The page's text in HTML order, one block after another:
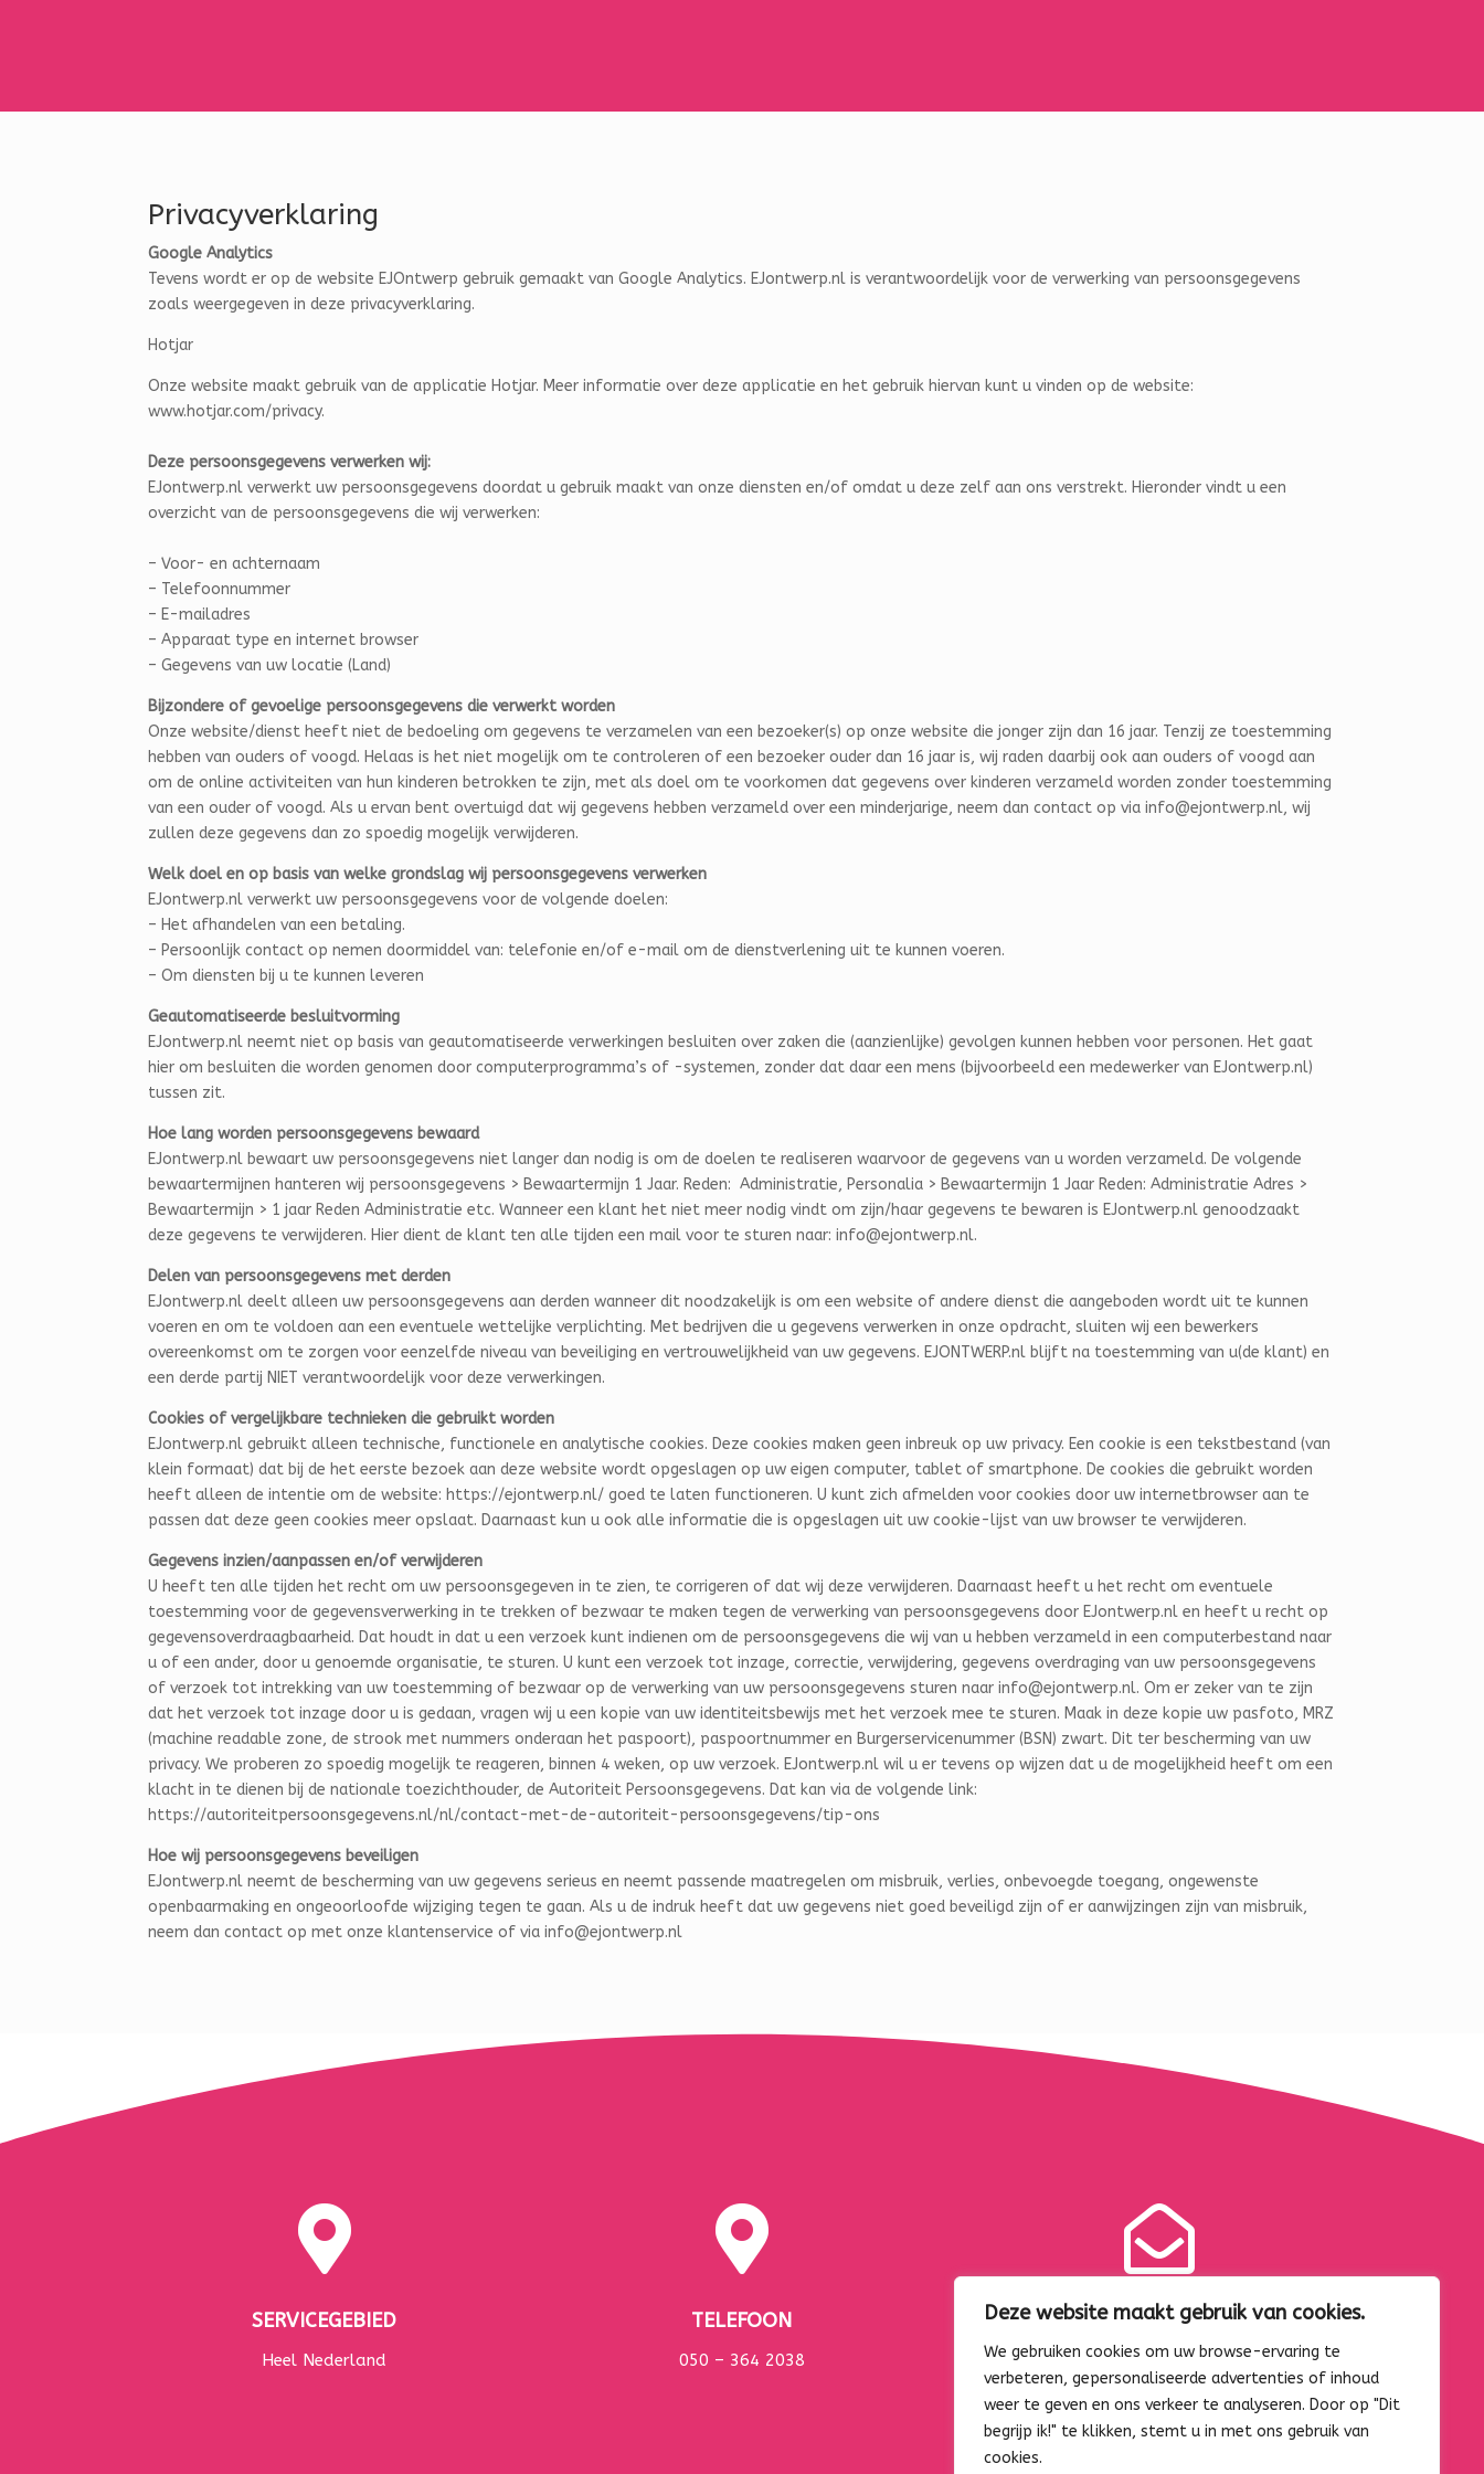
Deze website maakt gebruik van cookies.
We gebruiken cookies om uw browse-ervaring te
verbeteren, gepersonaliseerde advertenties of inhoud
weer te geven en ons verkeer te analyseren. Door op "Dit
begrijp ik!" te klikken, stemt u in met ons gebruik van
cookies.
Privacyverklaring
Google Analytics
Tevens wordt er op de website EJOntwerp gebruik gemaakt van Google Analytics. EJontwerp.nl is verantwoordelijk voor de verwerking van persoonsgegevens
zoals weergegeven in deze privacyverklaring.
Hotjar
Onze website maakt gebruik van de applicatie Hotjar. Meer informatie over deze applicatie en het gebruik hiervan kunt u vinden op de website:
www.hotjar.com/privacy.
Deze persoonsgegevens verwerken wij:
EJontwerp.nl verwerkt uw persoonsgegevens doordat u gebruik maakt van onze diensten en/of omdat u deze zelf aan ons verstrekt. Hieronder vindt u een
overzicht van de persoonsgegevens die wij verwerken:
– Voor- en achternaam
– Telefoonnummer
– E-mailadres
– Apparaat type en internet browser
– Gegevens van uw locatie (Land)
Bijzondere of gevoelige persoonsgegevens die verwerkt worden
Onze website/dienst heeft niet de bedoeling om gegevens te verzamelen van een bezoeker(s) op onze website die jonger zijn dan 16 jaar. Tenzij ze toestemming
hebben van ouders of voogd. Helaas is het niet mogelijk om te controleren of een bezoeker ouder dan 16 jaar is, wij raden daarbij ook aan ouders of voogd aan
om de online activiteiten van hun kinderen betrokken te zijn, met als doel om te voorkomen dat gegevens over kinderen verzameld worden zonder toestemming
van een ouder of voogd. Als u ervan bent overtuigd dat wij gegevens hebben verzameld over een minderjarige, neem dan contact op via info@ejontwerp.nl, wij
zullen deze gegevens dan zo spoedig mogelijk verwijderen.
Welk doel en op basis van welke grondslag wij persoonsgegevens verwerken
EJontwerp.nl verwerkt uw persoonsgegevens voor de volgende doelen:
– Het afhandelen van een betaling.
– Persoonlijk contact op nemen doormiddel van: telefonie en/of e-mail om de dienstverlening uit te kunnen voeren.
– Om diensten bij u te kunnen leveren
Geautomatiseerde besluitvorming
EJontwerp.nl neemt niet op basis van geautomatiseerde verwerkingen besluiten over zaken die (aanzienlijke) gevolgen kunnen hebben voor personen. Het gaat
hier om besluiten die worden genomen door computerprogramma’s of -systemen, zonder dat daar een mens (bijvoorbeeld een medewerker van EJontwerp.nl)
tussen zit.
Hoe lang worden persoonsgegevens bewaard
EJontwerp.nl bewaart uw persoonsgegevens niet langer dan nodig is om de doelen te realiseren waarvoor de gegevens van u worden verzameld. De volgende
bewaartermijnen hanteren wij persoonsgegevens > Bewaartermijn 1 Jaar. Reden: Administratie, Personalia > Bewaartermijn 1 Jaar Reden: Administratie Adres >
Bewaartermijn > 1 jaar Reden Administratie etc. Wanneer een klant het niet meer nodig vindt om zijn/haar gegevens te bewaren is EJontwerp.nl genoodzaakt
deze gegevens te verwijderen. Hier dient de klant ten alle tijden een mail voor te sturen naar: info@ejontwerp.nl.
Delen van persoonsgegevens met derden
EJontwerp.nl deelt alleen uw persoonsgegevens aan derden wanneer dit noodzakelijk is om een website of andere dienst die aangeboden wordt uit te kunnen
voeren en om te voldoen aan een eventuele wettelijke verplichting. Met bedrijven die u gegevens verwerken in onze opdracht, sluiten wij een bewerkers
overeenkomst om te zorgen voor eenzelfde niveau van beveiliging en vertrouwelijkheid van uw gegevens. EJONTWERP.nl blijft na toestemming van u(de klant) en
een derde partij NIET verantwoordelijk voor deze verwerkingen.
Cookies of vergelijkbare technieken die gebruikt worden
EJontwerp.nl gebruikt alleen technische, functionele en analytische cookies. Deze cookies maken geen inbreuk op uw privacy. Een cookie is een tekstbestand (van
klein formaat) dat bij de het eerste bezoek aan deze website wordt opgeslagen op uw eigen computer, tablet of smartphone. De cookies die gebruikt worden
heeft alleen de intentie om de website: https://ejontwerp.nl/ goed te laten functioneren. U kunt zich afmelden voor cookies door uw internetbrowser aan te
passen dat deze geen cookies meer opslaat. Daarnaast kun u ook alle informatie die is opgeslagen uit uw cookie-lijst van uw browser te verwijderen.
Gegevens inzien/aanpassen en/of verwijderen
U heeft ten alle tijden het recht om uw persoonsgegeven in te zien, te corrigeren of dat wij deze verwijderen. Daarnaast heeft u het recht om eventuele
toestemming voor de gegevensverwerking in te trekken of bezwaar te maken tegen de verwerking van persoonsgegevens door EJontwerp.nl en heeft u recht op
gegevensoverdraagbaarheid. Dat houdt in dat u een verzoek kunt indienen om de persoonsgegevens die wij van u hebben verzameld in een computerbestand naar
u of een ander, door u genoemde organisatie, te sturen.U kunt een verzoek tot inzage, correctie, verwijdering, gegevens overdraging van uw persoonsgegevens
of verzoek tot intrekking van uw toestemming of bezwaar op de verwerking van uw persoonsgegevens sturen naar info@ejontwerp.nl.Om er zeker van te zijn
dat het verzoek tot inzage door u is gedaan, vragen wij u een kopie van uw identiteitsbewijs met het verzoek mee te sturen. Maak in deze kopie uw pasfoto, MRZ
(machine readable zone, de strook met nummers onderaan het paspoort), paspoortnummer en Burgerservicenummer (BSN) zwart. Dit ter bescherming van uw
privacy. We proberen zo spoedig mogelijk te reageren, binnen 4 weken, op uw verzoek. EJontwerp.nl wil u er tevens op wijzen dat u de mogelijkheid heeft om een
klacht in te dienen bij de nationale toezichthouder, de Autoriteit Persoonsgegevens. Dat kan via de volgende link:
https://autoriteitpersoonsgegevens.nl/nl/contact-met-de-autoriteit-persoonsgegevens/tip-ons
Hoe wij persoonsgegevens beveiligen
EJontwerp.nl neemt de bescherming van uw gegevens serieus en neemt passende maatregelen om misbruik, verlies, onbevoegde toegang, ongewenste
openbaarmaking en ongeoorloofde wijziging tegen te gaan. Als u de indruk heeft dat uw gegevens niet goed beveiligd zijn of er aanwijzingen zijn van misbruik,
neem dan contact op met onze klantenservice of via info@ejontwerp.nl

SERVICEGEBIED
Heel Nederland

TELEFOON
050 – 364 2038

E-MAIL
info@ejontwerp.nl